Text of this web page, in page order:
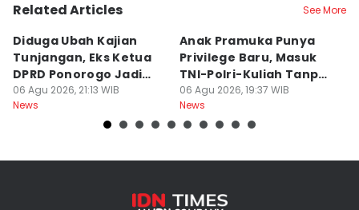
Related Articles See More
Diduga Ubah Kajian
Tunjangan, Eks Ketua
DPRD Ponorogo Jadi
Tersangka
06 Agu 2026, 21:13 WIB
News
Anak Pramuka Punya
Privilege Baru, Masuk
TNI-Polri-Kuliah Tanpa
Tes
06 Agu 2026, 19:37 WIB
News